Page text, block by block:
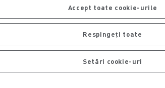
Accept toate cookie-urile
Respingeți toate
Setări cookie-uri